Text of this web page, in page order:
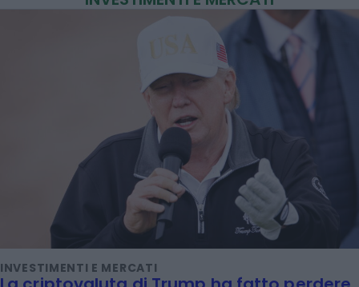
INVESTIMENTI E MERCATI